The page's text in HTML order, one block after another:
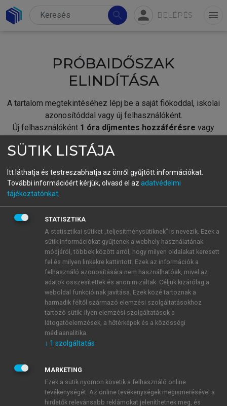
search person BELÉPÉS menu
PRÓBAIDŐSZAK
ELINDÍTÁSA
A tartalom megtekintéséhez lépj be a saját fiókoddal, iskolai
azonosítóddal vagy új felhasználóként.
Új felhasználóként 1 óra díjmentes hozzáférésre vagy
fiókoddal,vagy hozz létre új fiókot.
A regisztráció után apróbaidőszakautomatikusan
BELÉPÉS SAJÁT FIÓKKAL
ÚJ FIÓK LÉTREHOZÁSA
1 óra díjmentes hozzáférés
E-MAIL-CÍM
JELSZÓ
JELSZÓ ÚJRA
SÜTIK LISTÁJA
Itt láthatja és testreszabhatja az önről gyűjtött információkat.
További információért kérjük, olvasd el az adatvédelmi
tájékoztatónkat
STATISZTIKA
A statisztikai sütiket „teljesítménysütiknek” is nevezik. Ezek a
sütik információkat gyűjtenek a webhely használatának
módjáról, többek között arról, hogy milyen oldalakat keresett
fel és milyen linkekre kattintott. Ezek az információk a
felhasználó azonosítására nem használhatóak, mivel az
adatok összesítettek és anonimizáltak. Céljuk kizárólag a
weboldal funkcióinak javítása. Ezek közé tartoznak a
harmadik féltől származó elemzési szolgáltatásokhoz
tartozó sütik; ilyen elemzési szolgáltatások a
látogatóelemzések, a hőtérképek és a közösségi
médiaanalitika.
↓ 1 szolgáltatás
MARKETING
Ezek a sütik nyomon követik a felhasználó online
tevékenységét. Az online tevékenységek megismerésével a
hirdetők relevánsabb reklámokat jeleníthetnek meg, és